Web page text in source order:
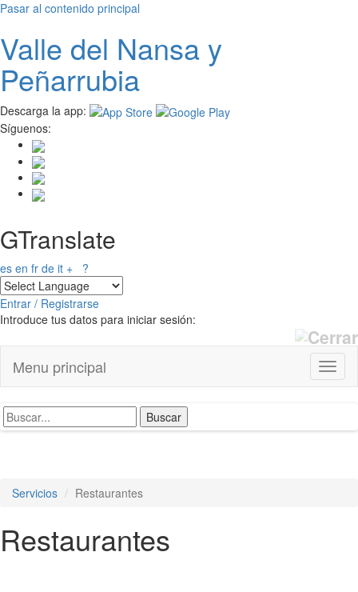
Pasar al contenido principal
Valle del Nansay
Peñarrubia
Descarga la app:
Síguenos:
GTranslate
es en fr de it + ?
Entrar / Registrarse
Introduce tus datos para iniciar sesión:
Menu principal
Servicios Restaurantes
Restaurantes